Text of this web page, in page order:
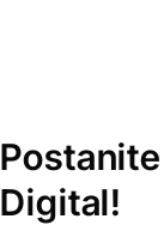
Digital!